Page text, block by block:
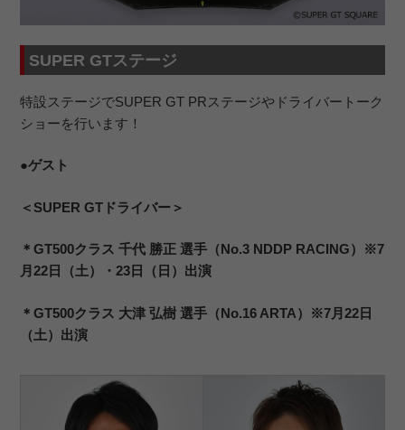
SUPER GTステージ
特設ステージでSUPER GT PRステージやドライバートーク
ショーを行います！
●ゲスト
＜SUPER GTドライバー＞
＊GT500クラス 千代 勝正 選手（No.3 NDDP RACING）※7
月22日（土）・23日（日）出演
＊GT500クラス 大津 弘樹 選手（No.16 ARTA）※7月22日
（土）出演